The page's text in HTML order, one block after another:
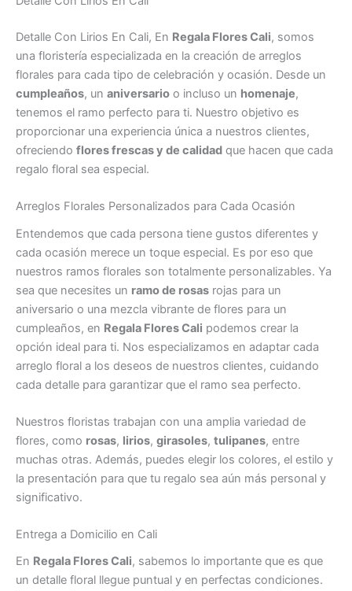
Detalle Con Lirios En Cali, En Regala Flores Cali, somos
una floristería especializada en la creación de arreglos
florales para cada tipo de celebración y ocasión. Desde un
cumpleaños, un aniversario o incluso un homenaje,
tenemos el ramo perfecto para ti. Nuestro objetivo es
proporcionar una experiencia única a nuestros clientes,
ofreciendo flores frescas y de calidad que hacen que cada
regalo floral sea especial.
Arreglos Florales Personalizados para Cada Ocasión
Entendemos que cada persona tiene gustos diferentes y
cada ocasión merece un toque especial. Es por eso que
nuestros ramos florales son totalmente personalizables. Ya
sea que necesites un ramo de rosas rojas para un
aniversario o una mezcla vibrante de flores para un
cumpleaños, en Regala Flores Cali podemos crear la
opción ideal para ti. Nos especializamos en adaptar cada
arreglo floral a los deseos de nuestros clientes, cuidando
cada detalle para garantizar que el ramo sea perfecto.
Nuestros floristas trabajan con una amplia variedad de
flores, como rosas, lirios, girasoles, tulipanes, entre
muchas otras. Además, puedes elegir los colores, el estilo y
la presentación para que tu regalo sea aún más personal y
significativo.
Entrega a Domicilio en Cali
En Regala Flores Cali, sabemos lo importante que es que
un detalle floral llegue puntual y en perfectas condiciones.